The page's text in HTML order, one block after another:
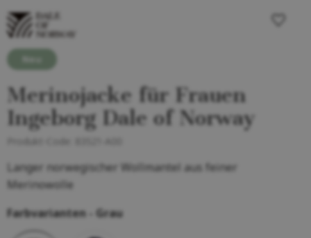
Merinojacke für Frauen
Ingeborg Dale of Norway
Langer norwegischer Wollmantel aus feiner
Merinowolle
Farbvarianten - Grau